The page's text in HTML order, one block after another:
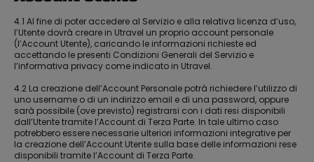
4.1 Al fine di poter accedere al Servizio e alla relativa licenza d’uso,
l’Utente dovrà creare in Utravel un proprio account personale
(l’Account Utente), caricando le informazioni richieste ed
accettando le presenti Condizioni Generali del Servizio e
l’informativa privacy come indicato in Utravel.
4.2 La creazione dell’Account Personale potrà richiedere l’utilizzo di
uno username o di un indirizzo email e di una password, oppure
sarà possibile (ove previsto) registrarsi con i dati resi disponibili
dall’Utente tramite l’Account di Terza Parte. In tale ultimo caso
potrebbero essere necessarie ulteriori informazioni integrative per
la creazione dell’Account Utente sulla base delle informazioni rese
disponibili tramite l’Account di Terza Parte.